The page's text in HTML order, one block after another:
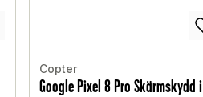
Copter
Google Pixel 8 Pro Skärmskydd i